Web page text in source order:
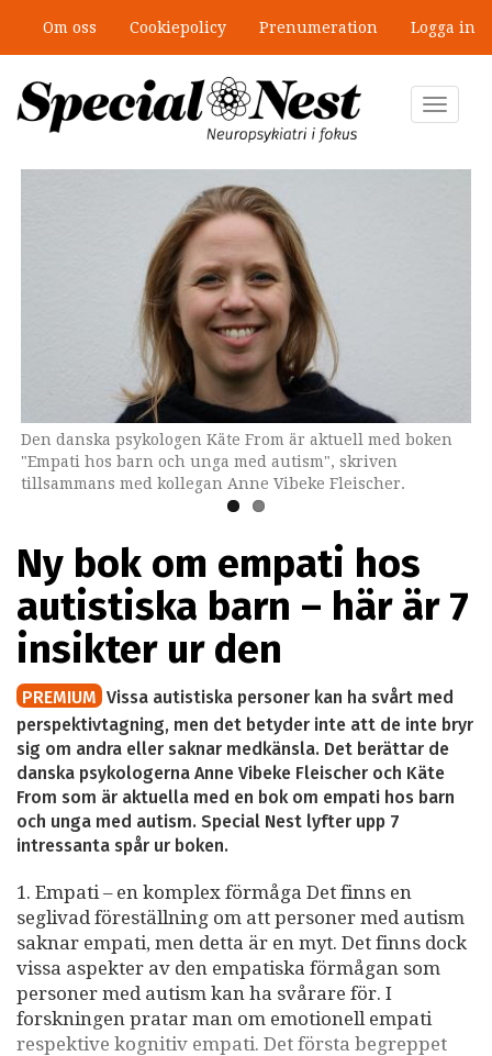
huvudinnehåll
Om oss Cookiepolicy Prenumeration Logga in
Toggle
Den danska psykologen Käte From är aktuell med boken
"Empati hos barn och unga med autism", skriven
tillsammans med kollegan Anne Vibeke Fleischer.
Omslaget till den nya boken som tar upp ett ämne
omgärdat av missuppfattningar: empati hos autistiska
personer.
Ny bok om empati hos
autistiska barn – här är 7
insikter ur den
PREMIUM Vissa autistiska personer kan ha svårt med
perspektivtagning, men det betyder inte att de inte bryr
sig om andra eller saknar medkänsla. Det berättar de
danska psykologerna Anne Vibeke Fleischer och Käte
From som är aktuella med en bok om empati hos barn
och unga med autism. Special Nest lyfter upp 7
intressanta spår ur boken.
1. Empati – en komplex förmåga Det finns en
seglivad föreställning om att personer med autism
saknar empati, men detta är en myt. Det finns dock
vissa aspekter av den empatiska förmågan som
personer med autism kan ha svårare för. I
forskningen pratar man om emotionell empati
respektive kognitiv empati. Det första begreppet
”Jobbet gick bra – just därför togs
stödet bort”